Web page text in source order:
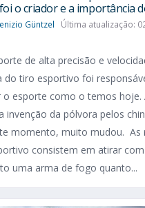
o criador e a importância
Güntzel Última atualização:
de alta precisão e
do tiro esportivo foi
o esporte como o temos hoje.
invenção da pólvora pelos
momento, muito mudou. As
consistem em atirar
uma arma de fogo quanto...